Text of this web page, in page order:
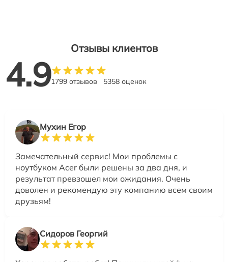
Отзывы клиентов
4.91799 отзывов 5358 оценок
Мухин Егор
Замечательный сервис! Мои проблемы с
ноутбуком Acer были решены за два дня, и
результат превзошел мои ожидания. Очень
доволен и рекомендую эту компанию всем своим
друзьям!
Сидоров Георгий